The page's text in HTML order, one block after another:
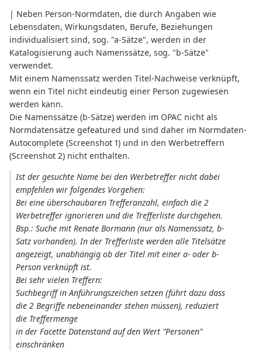
| Neben Person-Normdaten, die durch Angaben wie
Lebensdaten, Wirkungsdaten, Berufe, Beziehungen
individualisiert sind, sog. "a-Sätze", werden in der
Katalogisierung auch Namenssätze, sog. "b-Sätze"
verwendet.
Mit einem Namenssatz werden Titel-Nachweise verknüpft,
wenn ein Titel nicht eindeutig einer Person zugewiesen
werden kann.
Die Namenssätze (b-Sätze) werden im OPAC nicht als
Normdatensätze gefeatured und sind daher im Normdaten-
Autocomplete (Screenshot 1) und in den Werbetreffern
(Screenshot 2) nicht enthalten.
Ist der gesuchte Name bei den Werbetreffer nicht dabei
empfehlen wir folgendes Vorgehen:
Bei eine überschaubaren Trefferanzahl, einfach die 2
Werbetreffer ignorieren und die Trefferliste durchgehen.
Bsp.: Suche mit Renate Bormann (nur als Namenssatz, b-
Satz vorhanden). In der Trefferliste werden alle Titelsätze
angezeigt, unabhängig ob der Titel mit einer a- oder b-
Person verknüpft ist.
Bei sehr vielen Treffern:
Suchbegriff in Anführungszeichen setzen (führt dazu dass
die 2 Begriffe nebeneinander stehen müssen), reduziert
die Treffermenge
in der Facette Datenstand auf den Wert "Personen"
einschränken